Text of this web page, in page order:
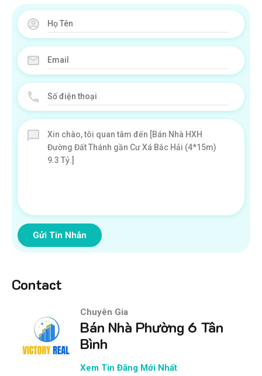
Gửi Tin Nhắn
Contact
Chuyên Gia
Bán Nhà Phường 6 Tân
Bình
Xem Tin Đăng Mới Nhất